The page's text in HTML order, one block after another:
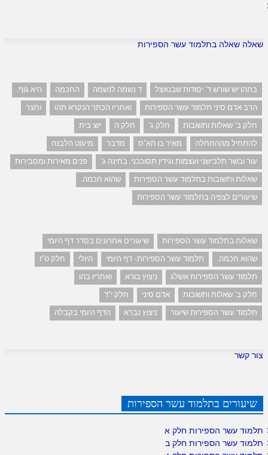
שאלה שאלה בתלמוד עשר הספירות
בתהו יש שורש ד' יסודות שבנאצל ד נשמה לנשמה החכמה
היא גוף.
הרב אדם סיני תלמוד עשר הספירות
ואחריו הכתר הנקרא תהו
וחצר
חלק ב' שאלות ותשובות
חלק ג' חלק ה
יש: בית
להתחיל מההתחלה
מאיר בו הא"ס מדבר
מיעוט הלבנה
עור ובשר תלבישני ועצמות וגידין תסוככני. בחינה ג'
פנים מאירות ומסבירות
שאלות ותשובות בתלמוד עשר הספירות
שהוא חכמה.
שיעורים לצפיה בתלמוד עשר הספירות
שאלות בתלמוד עשר הספירות
שיעורים אחרונים בסדר דף היומי
שהוא חכמה.
תלמוד עשר הספירות- דף היומי היולי
חלק ט"ז
תלמוד עשר הספירות אשלג
ניצוץ בורא
ואחריו בהו
חלק ב' שאלות ותשובות
אדם סיני
חלק י"ד
תלמוד עשר הספירות שיעור
ניצוץ נברא הדף היומי בקבלה
צור קשר
שיעורים בתלמוד עשר הספירות
תלמוד עשר הספירות חלק א
תלמוד עשר הספירות חלק ב